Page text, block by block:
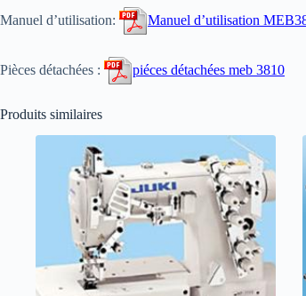
Manuel d’utilisation: Manuel d’utilisation
Pièces détachées : piéces détachées meb 3810
Produits similaires